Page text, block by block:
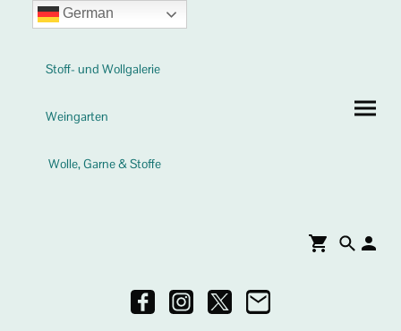
Stoff- und Wollgalerie
Weingarten
Wolle, Garne & Stoffe
German